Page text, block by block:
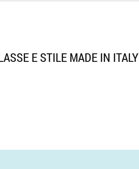
E STILE MADE IN ITALY